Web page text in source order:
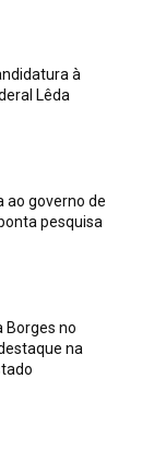
à
Lêda
ao governo de
pesquisa
Borges no
na